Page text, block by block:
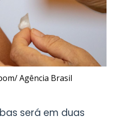
Agência Brasil
será em duas